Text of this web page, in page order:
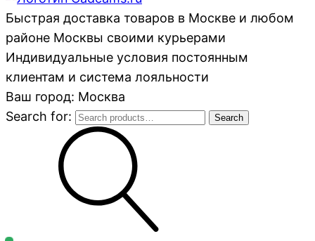
Быстрая доставка товаров в Москве и любом
районе Москвы своими курьерами
Индивидуальные условия постоянным
клиентам и система лояльности
Ваш город: Москва
Search for:
Search